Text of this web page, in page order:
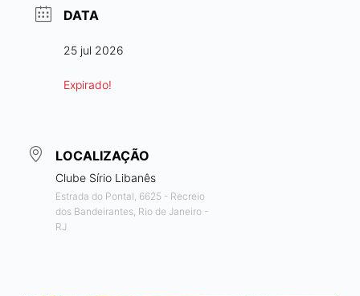
DATA
25 jul 2026
Expirado!
LOCALIZAÇÃO
Clube Sírio Libanês
Estrada do Pontal, 6625 - Recreio
dos Bandeirantes, Rio de Janeiro -
RJ